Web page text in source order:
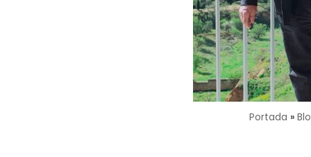
Portada »